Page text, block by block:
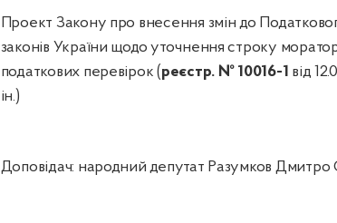
Проект Закону про внесення змін до
законів України щодо уточнення строку
податкових перевірок (реєстр. № 10016-1 від
ін.)
Доповідач: народний депутат Разумков Дмитро